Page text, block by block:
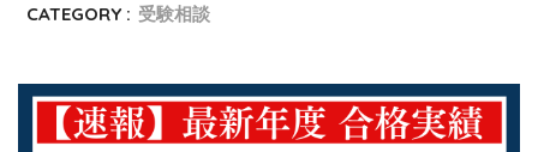
CATEGORY : 受験相談